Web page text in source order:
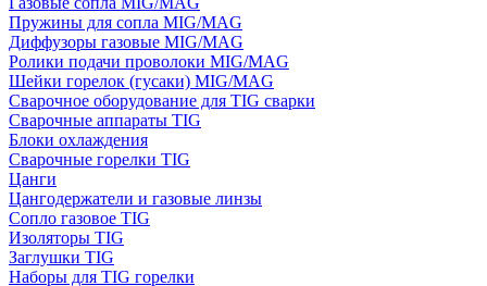
Пружины для сопла MIG/MAG
Диффузоры газовые MIG/MAG
Ролики подачи проволоки MIG/MAG
Шейки горелок (гусаки) MIG/MAG
Сварочное оборудование для TIG сварки
Сварочные аппараты TIG
Блоки охлаждения
Сварочные горелки TIG
Цанги
Цангодержатели и газовые линзы
Сопло газовое TIG
Изоляторы TIG
Заглушки TIG
Наборы для TIG горелки